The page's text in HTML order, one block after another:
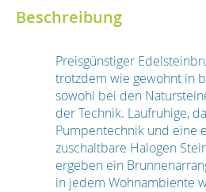
Beschreibung
Preisgünstiger
trotzdem wie gewohnt in
sowohl bei den
der Technik. Laufruhige,
Pumpentechnik und eine
zuschaltbare Halogen
ergeben ein
in jedem Wohnambiente